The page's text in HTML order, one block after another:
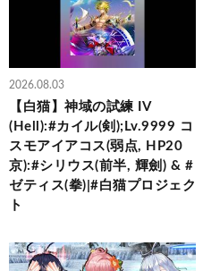
2026.08.03
【白猫】神域の試練 IV
(Hell):#カイル(剣);Lv.9999 コ
スモアイアコス(弱点, HP20
京):#シリウス(前半, 輝劍) & #
ゼティス(拳)|#白猫プロジェク
ト